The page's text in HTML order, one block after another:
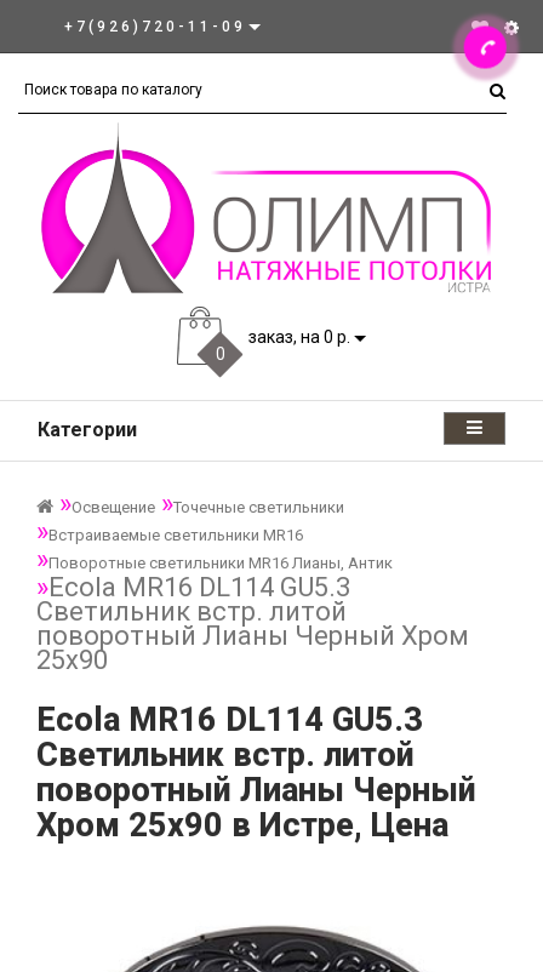
+7(926)720-11-09
0
заказ, на 0 р.
Категории
Освещение
Точечные светильники
Встраиваемые светильники MR16
Поворотные светильники MR16 Лианы, Антик
Ecola MR16 DL114 GU5.3
Светильник встр. литой
поворотный Лианы Черный Хром
25x90
Ecola MR16 DL114 GU5.3
Светильник встр. литой
поворотный Лианы Черный
Хром 25x90 в Истре, Цена